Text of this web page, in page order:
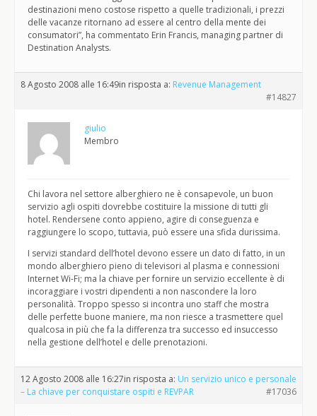
destinazioni meno costose rispetto a quelle tradizionali, i prezzi
delle vacanze ritornano ad essere al centro della mente dei
consumatori”, ha commentato Erin Francis, managing partner di
Destination Analysts.
8 Agosto 2008 alle 16:49in risposta a: Revenue Management
#14827
giulio
Membro
Chi lavora nel settore alberghiero ne è consapevole, un buon
servizio agli ospiti dovrebbe costituire la missione di tutti gli
hotel. Rendersene conto appieno, agire di conseguenza e
raggiungere lo scopo, tuttavia, può essere una sfida durissima.
I servizi standard dell’hotel devono essere un dato di fatto, in un
mondo alberghiero pieno di televisori al plasma e connessioni
Internet Wi-Fi; ma la chiave per fornire un servizio eccellente è di
incoraggiare i vostri dipendenti a non nascondere la loro
personalità. Troppo spesso si incontra uno staff che mostra
delle perfette buone maniere, ma non riesce a trasmettere quel
qualcosa in più che fa la differenza tra successo ed insuccesso
nella gestione dell’hotel e delle prenotazioni.
12 Agosto 2008 alle 16:27in risposta a: Un servizio unico e personale
– La chiave per conquistare ospiti e REVPAR
#17036